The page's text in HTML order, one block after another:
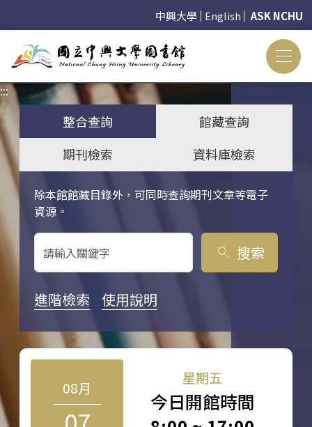
中興大學 English ASK NCHU
:::
整合查詢
館藏查詢
期刊檢索
資料庫檢索
除本館館藏目錄外，可同時查詢期刊文章等電子
資源。
關鍵字搜尋
search 搜索
進階檢索 使用說明
08月
星期五
今日開館時間